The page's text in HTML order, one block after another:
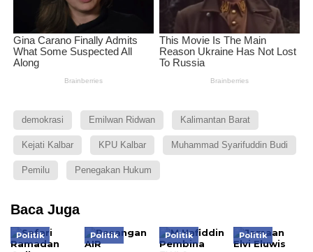
demokrasi Emilwan Ridwan Kalimantan Barat
Kejati Kalbar KPU Kalbar Muhammad Syarifuddin Budi
Pemilu Penegakan Hukum
Baca Juga
Politik Politik Politik Politik